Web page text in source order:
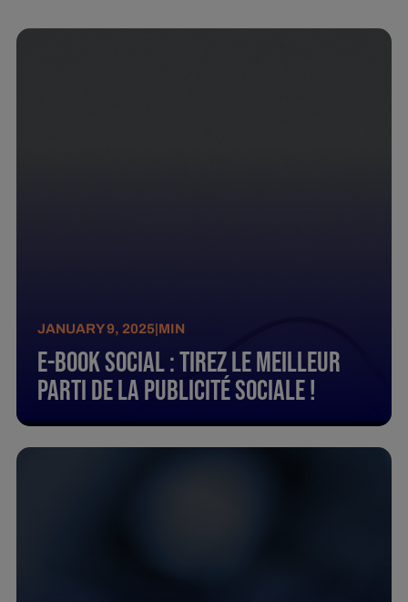
JANUARY 9, 2025 MIN
E-Book Social : Tirez Le Meilleur
Parti De La Publicité Sociale !